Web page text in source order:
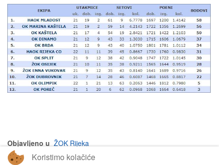
Objavljeno u ŽOK Rijeka
Koristimo kolačiće